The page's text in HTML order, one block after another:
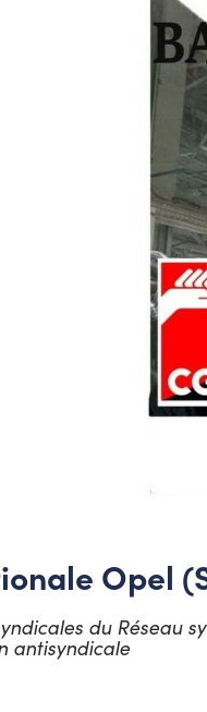
Opel
du Réseau
antisyndicale